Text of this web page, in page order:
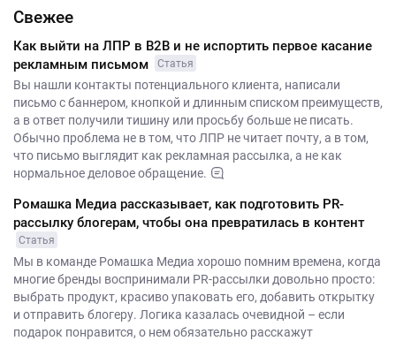
Свежее
Как выйти на ЛПР в B2B и не испортить первое касание
рекламным письмом
Статья
Вы нашли контакты потенциального клиента, написали
письмо с баннером, кнопкой и длинным списком преимуществ,
а в ответ получили тишину или просьбу больше не писать.
Обычно проблема не в том, что ЛПР не читает почту, а в том,
что письмо выглядит как рекламная рассылка, а не как
нормальное деловое обращение.
Ромашка Медиа рассказывает, как подготовить PR-
рассылку блогерам, чтобы она превратилась в контент
Статья
Мы в команде Ромашка Медиа хорошо помним времена, когда
многие бренды воспринимали PR-рассылки довольно просто:
выбрать продукт, красиво упаковать его, добавить открытку
и отправить блогеру. Логика казалась очевидной – если
подарок понравится, о нем обязательно расскажут